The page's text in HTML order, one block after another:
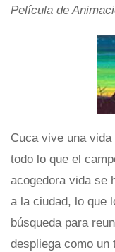
Película de
Cuca vive una
todo lo que el
acogedora vida se
a la ciudad, lo que
búsqueda para
despliega como un